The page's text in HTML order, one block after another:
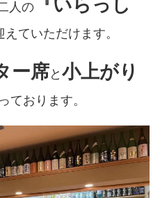
人の
ていただけます。
ー席と小上がり
ております。